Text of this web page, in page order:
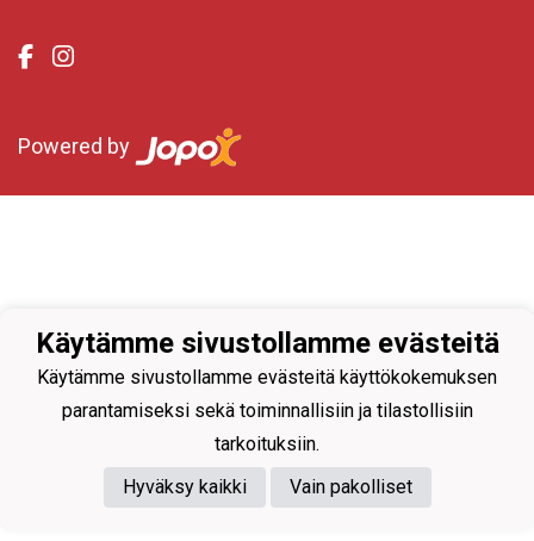
Powered by
Käytämme sivustollamme evästeitä
Käytämme sivustollamme evästeitä käyttökokemuksen
parantamiseksi sekä toiminnallisiin ja tilastollisiin
tarkoituksiin.
Hyväksy kaikki
Vain pakolliset